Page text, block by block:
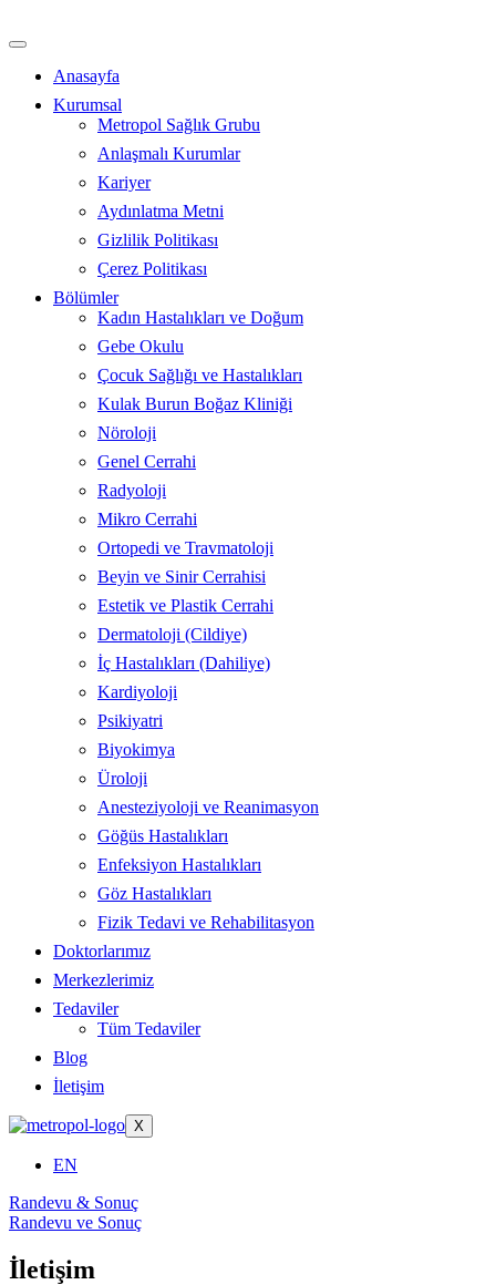
atla
Anasayfa
Kurumsal
Metropol Sağlık Grubu
Anlaşmalı Kurumlar
Kariyer
Aydınlatma Metni
Gizlilik Politikası
Çerez Politikası
Bölümler
Kadın Hastalıkları ve Doğum
Gebe Okulu
Çocuk Sağlığı ve Hastalıkları
Kulak Burun Boğaz Kliniği
Nöroloji
Genel Cerrahi
Radyoloji
Mikro Cerrahi
Ortopedi ve Travmatoloji
Beyin ve Sinir Cerrahisi
Estetik ve Plastik Cerrahi
Dermatoloji (Cildiye)
İç Hastalıkları (Dahiliye)
Kardiyoloji
Psikiyatri
Biyokimya
Üroloji
Anesteziyoloji ve Reanimasyon
Göğüs Hastalıkları
Enfeksiyon Hastalıkları
Göz Hastalıkları
Fizik Tedavi ve Rehabilitasyon
Doktorlarımız
Merkezlerimiz
Tedaviler
Tüm Tedaviler
Blog
İletişim
X
EN
Randevu & Sonuç
Randevu ve Sonuç
İletişim